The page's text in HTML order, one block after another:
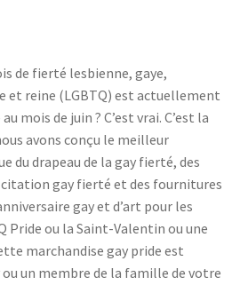
de fierté lesbienne, gaye,
et reine (LGBTQ) est actuellement
mois de juin ? C’est vrai. C’est la
avons conçu le meilleur
du drapeau de la gay fierté, des
gay fierté et des fournitures
gay et d’art pour les
Pride ou la Saint-Valentin ou une
marchandise gay pride est
un membre de la famille de votre